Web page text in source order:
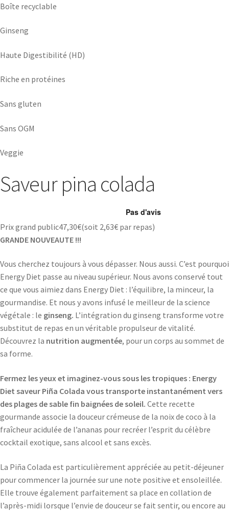
Boîte recyclable
Ginseng
Haute Digestibilité (HD)
Riche en protéines
Sans gluten
Sans OGM
Veggie
Saveur pina colada
Prix grand public47,30€(soit 2,63€ par repas)
GRANDE NOUVEAUTE !!!
Vous cherchez toujours à vous dépasser. Nous aussi. C’est pourquoi
Energy Diet passe au niveau supérieur. Nous avons conservé tout
ce que vous aimiez dans Energy Diet : l’équilibre, la minceur, la
gourmandise. Et nous y avons infusé le meilleur de la science
végétale : le ginseng. L’intégration du ginseng transforme votre
substitut de repas en un véritable propulseur de vitalité.
Découvrez la nutrition augmentée, pour un corps au sommet de
sa forme.
Fermez les yeux et imaginez-vous sous les tropiques : Energy
Diet saveur Piña Colada vous transporte instantanément vers
des plages de sable fin baignées de soleil. Cette recette
gourmande associe la douceur crémeuse de la noix de coco à la
fraîcheur acidulée de l’ananas pour recréer l’esprit du célèbre
cocktail exotique, sans alcool et sans excès.
La Piña Colada est particulièrement appréciée au petit-déjeuner
pour commencer la journée sur une note positive et ensoleillée.
Elle trouve également parfaitement sa place en collation de
l’après-midi lorsque l’envie de douceur se fait sentir, ou encore au